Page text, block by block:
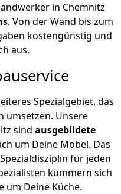
in Chemnitz
. Von der Wand bis zum
kostengünstig und
aus.
Spezialgebiet, das
umsetzen. Unsere
sind ausgebildete
um Deine Möbel. Das
für jeden
kümmern sich
um Deine Küche.